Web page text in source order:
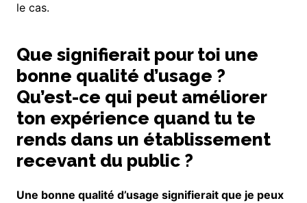
le cas.
Que signifierait pour toi une
bonne qualité d’usage ?
Qu’est-ce qui peut améliorer
ton expérience quand tu te
rends dans un établissement
recevant du public ?
Une bonne qualité d’usage signifierait que je peux